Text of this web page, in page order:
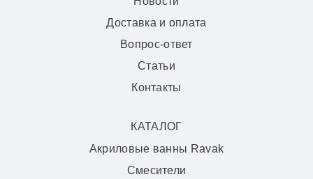
Доставка и оплата
Вопрос-ответ
Статьи
Контакты
КАТАЛОГ
Акриловые ванны Ravak
Смесители